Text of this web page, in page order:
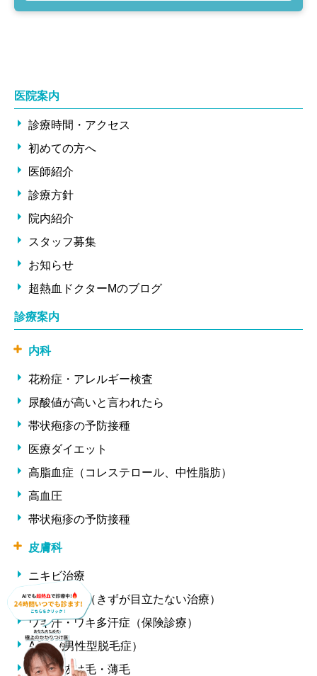
医院案内
診療時間・アクセス
初めての方へ
医師紹介
診療方針
院内紹介
スタッフ募集
お知らせ
超熱血ドクターMのブログ
診療案内
内科
花粉症・アレルギー検査
尿酸値が高いと言われたら
帯状疱疹の予防接種
医療ダイエット
高脂血症（コレステロール、中性脂肪）
高血圧
帯状疱疹の予防接種
皮膚科
ニキビ治療
ほくろ除去（きずが目立たない治療）
ワキ汗・ワキ多汗症（保険診療）
AGA（男性型脱毛症）
女性の抜け毛・薄毛